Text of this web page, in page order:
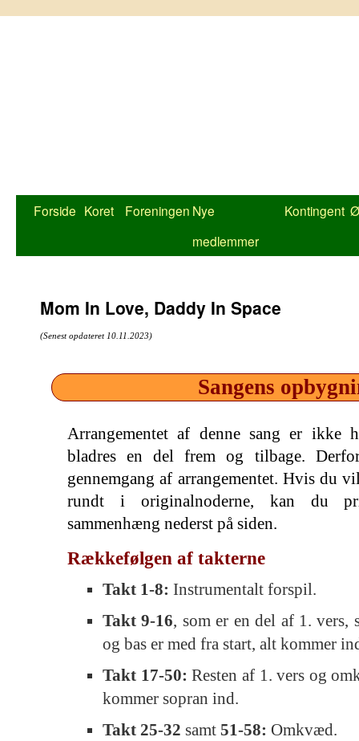
Forside Koret Foreningen Nye
medlemmer
Kontingent
Mom In Love, Daddy In Space
(Senest opdateret 10.11.2023)
Sangens
Arrangementet af denne sang er
bladres en del frem og tilbage.
gennemgang af arrangementet. Hvis du
rundt i originalnoderne, kan du
sammenhæng nederst på siden.
Rækkefølgen af takterne
Takt 1-8: Instrumentalt forspil.
Takt 9-16, som er en del af 1. vers,
og bas er med fra start, alt kommer
Takt 17-50: Resten af 1. vers og
kommer sopran ind.
Takt 25-32 samt 51-58: Omkvæd.